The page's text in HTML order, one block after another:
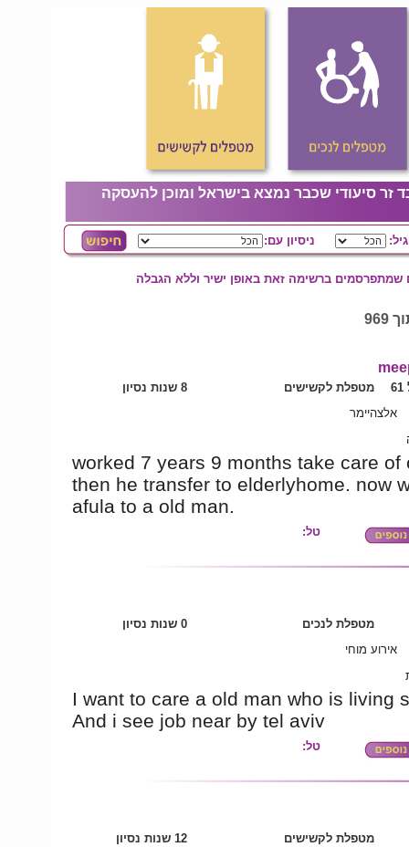
זר סיעודי שכבר נמצא בישראל ומוכן להעסקה
גיל: ניסיון עם:
שמתפרסמים ברשימה זאת באופן ישיר וללא הגבלה
מטפלת לקשישים
8 שנות נסיון
אלצהיימר
worked 7 years 9 months take care of
then he transfer to elderlyhome. now
afula to a old man.
טל:
מטפלת לנכים
0 שנות נסיון
אירוע מוחי
I want to care a old man who is living
And i see job near by tel aviv
טל:
מטפלת לקשישים
12 שנות נסיון